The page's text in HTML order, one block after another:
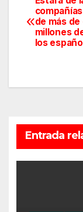
de
de más de
millones
los
Entrada